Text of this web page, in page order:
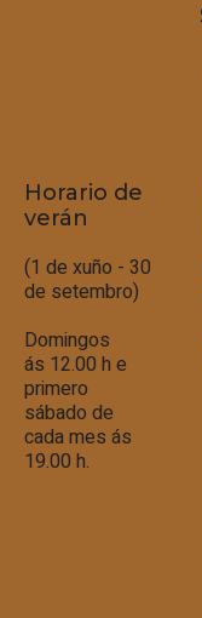
Horario de
verán
(1 de xuño - 30
de setembro)
Domingos
ás 12.00 h e
primero
sábado de
cada mes ás
19.00 h.